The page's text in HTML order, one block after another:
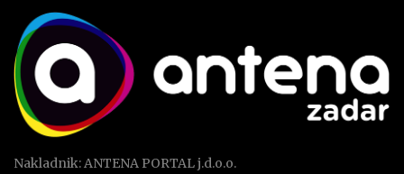
Nakladnik: ANTENA PORTAL j.d.o.o.